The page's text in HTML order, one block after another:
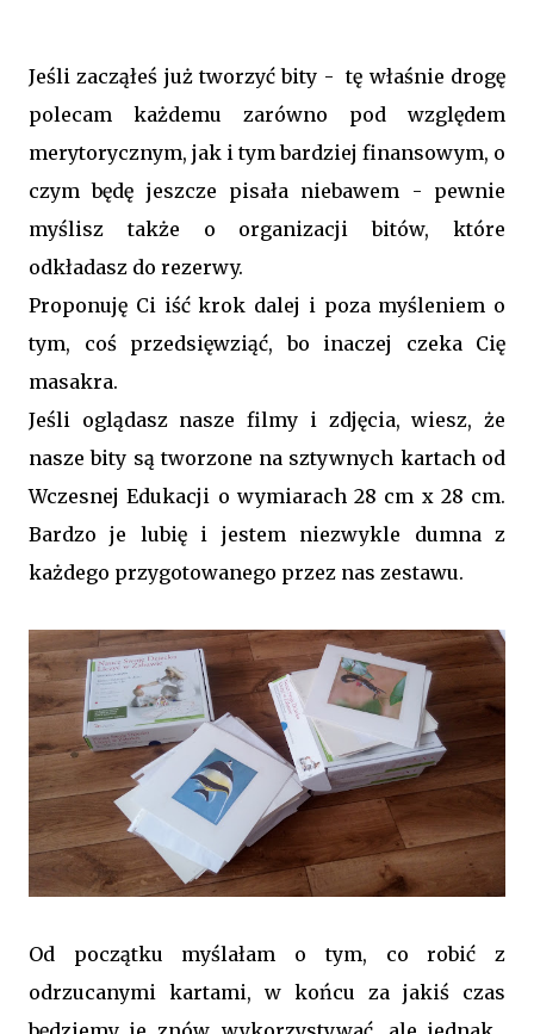
Jeśli zacząłeś już tworzyć bity - tę właśnie drogę
polecam każdemu zarówno pod względem
merytorycznym, jak i tym bardziej finansowym, o
czym będę jeszcze pisała niebawem - pewnie
myślisz także o organizacji bitów, które
odkładasz do rezerwy.
Proponuję Ci iść krok dalej i poza myśleniem o
tym, coś przedsięwziąć, bo inaczej czeka Cię
masakra.
Jeśli oglądasz nasze filmy i zdjęcia, wiesz, że
nasze bity są tworzone na sztywnych kartach od
Wczesnej Edukacji o wymiarach 28 cm x 28 cm.
Bardzo je lubię i jestem niezwykle dumna z
każdego przygotowanego przez nas zestawu.
Od początku myślałam o tym, co robić z
odrzucanymi kartami, w końcu za jakiś czas